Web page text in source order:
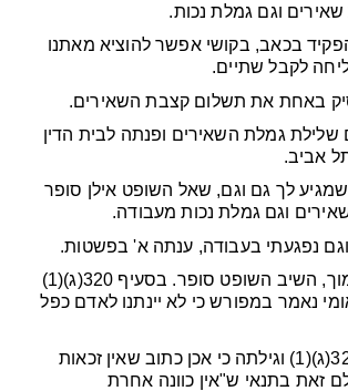
וגם גמלת נכות.
בכאב, בקושי אפשר להוציא מאתנו
לקבל שתיים.
באחת את תשלום קצבת השאירים.
גמלת השאירים ופנתה לבית הדין
אביב.
לך גם וגם, שאל השופט אילן סופר
וגם גמלת נכות מעבודה.
נפגעתי בעבודה, ענתה א' בפשטות.
החוק לא חושב כמוך, השיב השופט סופר. בסעיף 320(ג)(1)
נאמר במפורש כי לא יינתנו לאדם כפל
א' עיינה בסעיף 320(ג)(1) וגילתה כי אכן כתוב שאין זכאות
זאת בתנאי ש"אין כוונה אחרת